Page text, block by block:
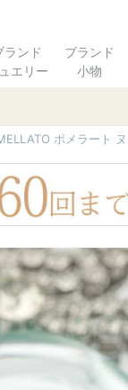
ランド
エリー
ブランド
小物
ポメラート